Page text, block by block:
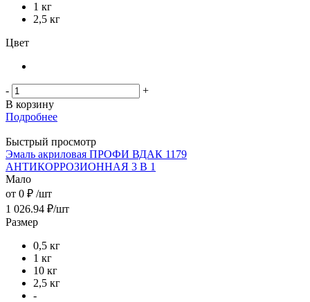
1 кг
2,5 кг
Цвет
-
+
В корзину
Подробнее
Быстрый просмотр
Эмаль акриловая ПРОФИ ВДАК 1179
АНТИКОРРОЗИОННАЯ 3 В 1
Мало
от 0 ₽ /шт
1 026.94 ₽/шт
Размер
0,5 кг
1 кг
10 кг
2,5 кг
-